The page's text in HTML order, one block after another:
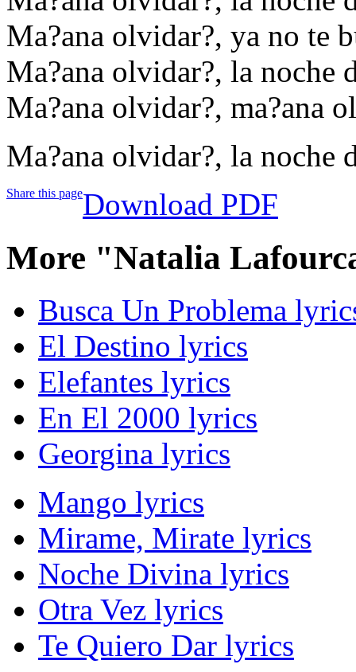
Ma?ana olvidar?, ya no te
Ma?ana olvidar?, la noche
Ma?ana olvidar?, ma?ana
Ma?ana olvidar?, la noche
Share this pageDownload PDF
More "Natalia
Busca Un Problema
El Destino lyrics
Elefantes lyrics
En El 2000 lyrics
Georgina lyrics
Mango lyrics
Mirame, Mirate lyrics
Noche Divina lyrics
Otra Vez lyrics
Te Quiero Dar lyrics